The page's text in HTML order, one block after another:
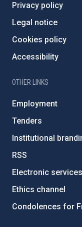
Privacy policy
Legal notice
Cookies policy
Accessibility
OTHER LINKS
Employment
Tenders
Institutional
RSS
Electronic
Ethics channel
Condolences for